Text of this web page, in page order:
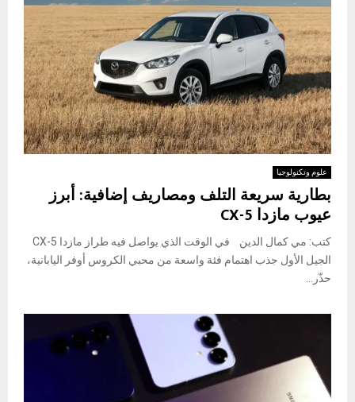
علوم وتكنولوجيا
بطارية سريعة التلف ومصاريف إضافية: أبرز
عيوب مازدا CX-5
كتب: مي كمال الدين في الوقت الذي يواصل فيه طراز مازدا CX-5
الجيل الأول جذب اهتمام فئة واسعة من محبي الكروس أوفر اليابانية،
حذّر...